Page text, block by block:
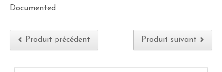
Documented
Produit précédent Produit suivant